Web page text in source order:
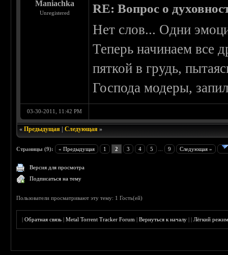
Maniachka
Unregistered RE: Вопрос о
Нет слов... Одни
Теперь начинаем все
пяткой в грудь,
Господа модеры,
03-30-2011, 11:42 PM
«Предыдущая |Следующая »
Страницы (9): « Предыдущая 1 2 3 4 5 9 Следующая »
Версия для просмотра
Подписаться на тему
Пользователи просматривают эту тему: 1 Гость(ей)
|Обратная связь |Metal Torrent Tracker Forum |Вернуться к началу ||Лёгкий